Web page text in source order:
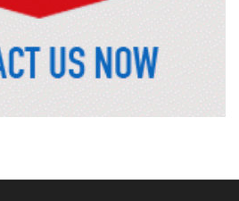
রংপুরে চলন্ত ট্রেনে উঠতে গিয়ে কাটা পড়ে
রাষ্ট্রপতি নির্বাচনের চূড়ান্ত তারিখ ঘোষণা